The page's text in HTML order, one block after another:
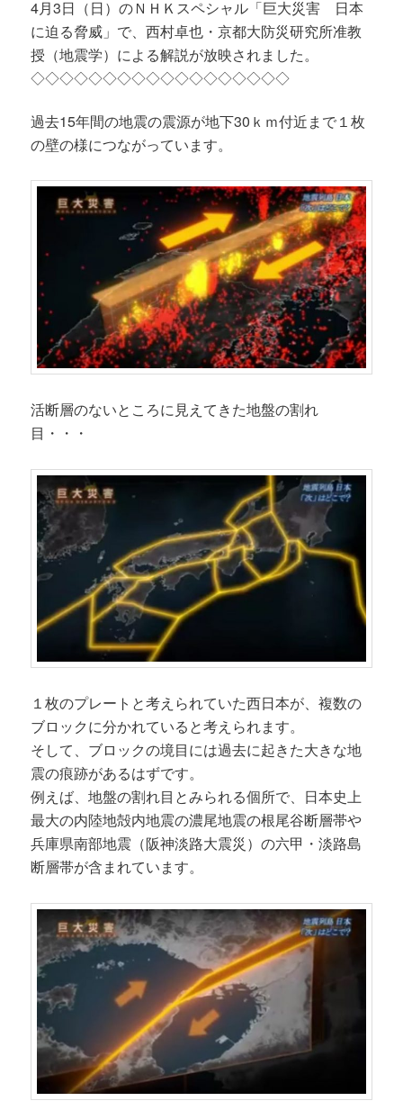
4月3日（日）のＮＨＫスペシャル「巨大災害 日本
に迫る脅威」で、西村卓也・京都大防災研究所准教
授（地震学）による解説が放映されました。
◇◇◇◇◇◇◇◇◇◇◇◇◇◇◇◇◇◇
過去15年間の地震の震源が地下30ｋｍ付近まで１枚
の壁の様につながっています。
活断層のないところに見えてきた地盤の割れ
目・・・
１枚のプレートと考えられていた西日本が、複数の
ブロックに分かれていると考えられます。
そして、ブロックの境目には過去に起きた大きな地
震の痕跡があるはずです。
例えば、地盤の割れ目とみられる個所で、日本史上
最大の内陸地殻内地震の濃尾地震の根尾谷断層帯や
兵庫県南部地震（阪神淡路大震災）の六甲・淡路島
断層帯が含まれています。